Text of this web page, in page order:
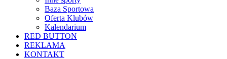
Baza Sportowa
Oferta Klubów
Kalendarium
RED BUTTON
REKLAMA
KONTAKT